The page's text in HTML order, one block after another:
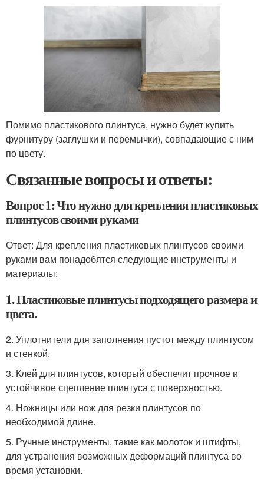
Помимо пластикового плинтуса, нужно будет купить
фурнитуру (заглушки и перемычки), совпадающие с ним
по цвету.
Связанные вопросы и ответы:
Вопрос 1: Что нужно для крепления пластиковых
плинтусов своими руками
Ответ: Для крепления пластиковых плинтусов своими
руками вам понадобятся следующие инструменты и
материалы:
1. Пластиковые плинтусы подходящего размера и
цвета.
2. Уплотнители для заполнения пустот между плинтусом
и стенкой.
3. Клей для плинтусов, который обеспечит прочное и
устойчивое сцепление плинтуса с поверхностью.
4. Ножницы или нож для резки плинтусов по
необходимой длине.
5. Ручные инструменты, такие как молоток и штифты,
для устранения возможных деформаций плинтуса во
время установки.